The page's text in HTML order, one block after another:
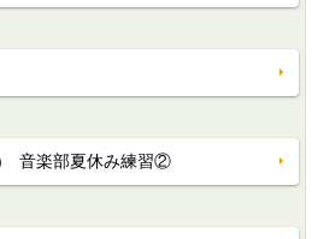
音楽部夏休み練習②